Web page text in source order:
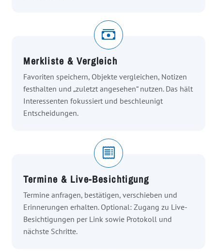
Merkliste & Vergleich
Favoriten speichern, Objekte vergleichen, Notizen
festhalten und „zuletzt angesehen“ nutzen. Das hält
Interessenten fokussiert und beschleunigt
Entscheidungen.
Termine & Live-Besichtigung
Termine anfragen, bestätigen, verschieben und
Erinnerungen erhalten. Optional: Zugang zu Live-
Besichtigungen per Link sowie Protokoll und
nächste Schritte.